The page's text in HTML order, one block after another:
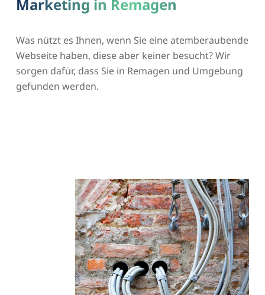
Marketing in Remagen
Was nützt es Ihnen, wenn Sie eine atemberaubende
Webseite haben, diese aber keiner besucht? Wir
sorgen dafür, dass Sie in Remagen und Umgebung
gefunden werden.